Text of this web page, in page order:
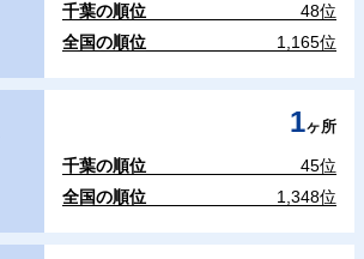
千葉の順位
48位
全国の順位
1,165位
1ヶ所
千葉の順位
45位
全国の順位
1,348位